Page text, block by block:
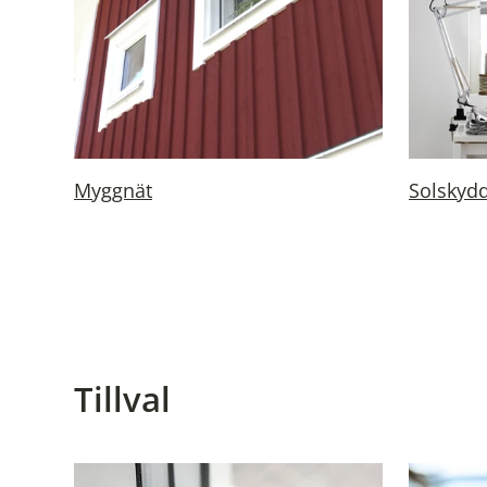
Myggnät
Tillval